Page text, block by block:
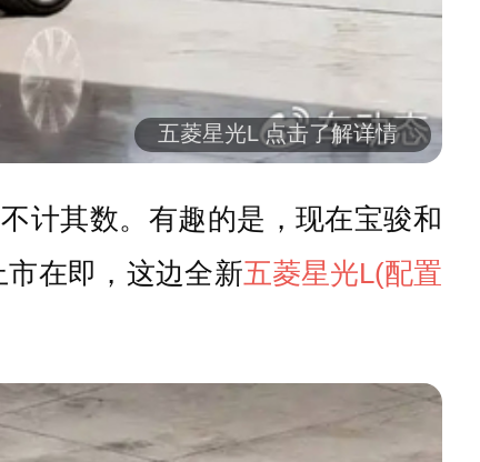
五菱星光L 点击了解详情
计其数。有趣的是，现在宝骏和
在即，这边全新五菱星光L(配置